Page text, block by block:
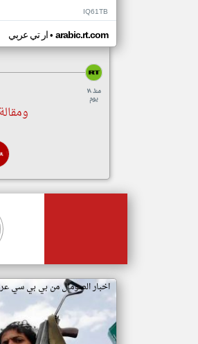
IQ61TB
ار تي عربي• arabic.rt.com
منذ ١٨
يوم
اخبار الصومال من بي بي سي